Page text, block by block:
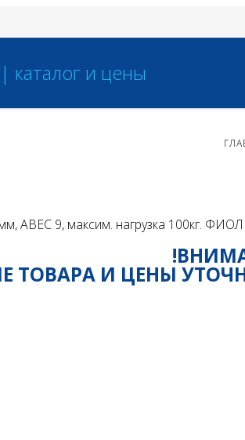
ABEC 9, максим. нагрузка 100кг.
ТОВАРА И ЦЕНЫ